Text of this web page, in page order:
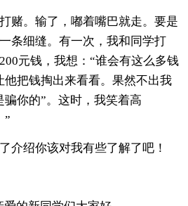
赌。输了，嘟着嘴巴就走。要是
条细缝。有一次，我和同学打
元钱，我想：“谁会有这么多钱
他把钱掏出来看看。果然不出我
你的”。这时，我笑着高
”
介绍你该对我有些了解了吧！